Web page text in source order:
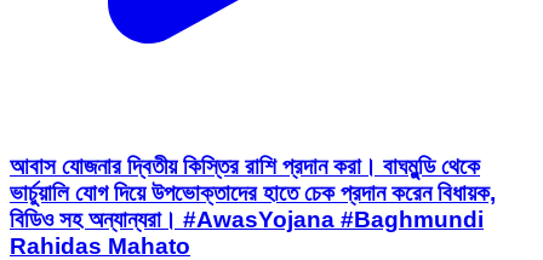
আবাস যোজনার দ্বিতীয় কিস্তির রাশি প্রদান করা। বাঘমুন্ডি থেকে
ভার্চুয়ালি যোগ দিয়ে উপভোক্তাদের হাতে চেক প্রদান করেন বিধায়ক,
বিডিও সহ অন্যান্যরা। #AwasYojana #Baghmundi
Rahidas Mahato